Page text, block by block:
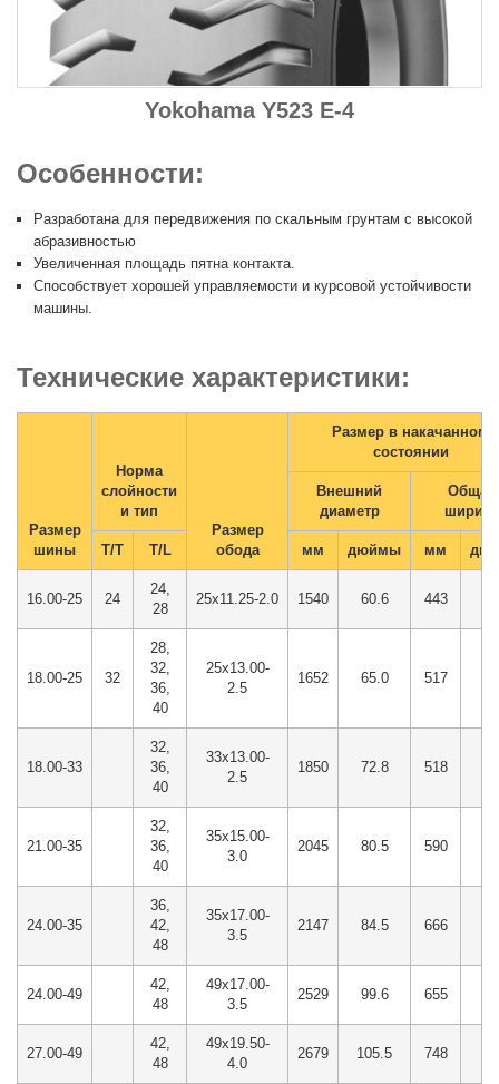
Yokohama Y523 E-4
Особенности:
Разработана для передвижения по скальным грунтам с высокой
абразивностью
Увеличенная площадь пятна контакта.
Способствует хорошей управляемости и курсовой устойчивости
машины.
Технические характеристики:
Размер
шины
Норма
слойности
и тип
Размер
обода
Размер в накачанном
состоянии
Внешний
диаметр
Общая
ширина
T/T T/L мм дюймы мм
16.00-25 24
24,
28
25x11.25-2.0 1540 60.6 443
18.00-25 32
28,
32,
36,
40
25x13.00-
2.5
1652 65.0 517
18.00-33
32,
36,
40
33x13.00-
2.5
1850 72.8 518
21.00-35
32,
36,
40
35x15.00-
3.0
2045 80.5 590
24.00-35
36,
42,
48
35x17.00-
3.5
2147 84.5 666
24.00-49
42,
48
49x17.00-
3.5
2529 99.6 655
27.00-49
42,
48
49x19.50-
4.0
2679 105.5 748